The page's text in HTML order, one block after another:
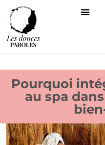
Pourquoi
au spa